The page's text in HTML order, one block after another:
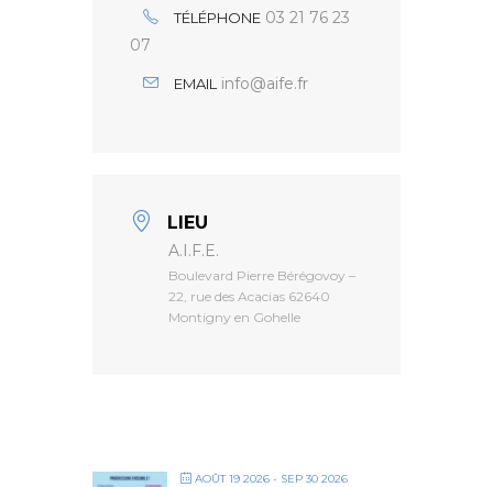
TÉLÉPHONE 03 21 76 23
07
EMAIL info@aife.fr
LIEU
A.I.F.E.
Boulevard Pierre Bérégovoy –
22, rue des Acacias 62640
Montigny en Gohelle
AOÛT 19 2026 - SEP 30 2026